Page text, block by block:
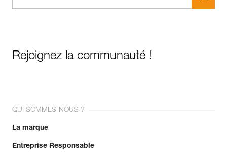
Rejoignez la communauté !
QUI SOMMES-NOUS ?
La marque
Entreprise Responsable